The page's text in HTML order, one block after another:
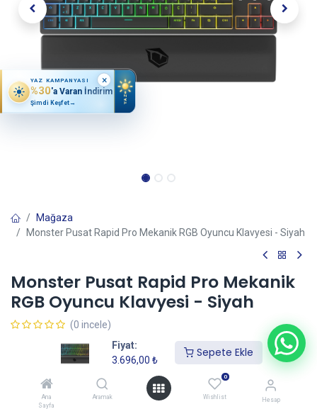
Fiyat:
3.696,00 ₺
Sepete Ekle
Ana
Sayfa
Aramak
0
Wishlist Hesap
Mağaza
Monster Pusat Rapid Pro Mekanik RGB Oyuncu Klavyesi - Siyah
Monster Pusat Rapid Pro Mekanik
RGB Oyuncu Klavyesi - Siyah
(0 incele)
3.696,00₺
Sepete Ekle
YAZ KAMPANYASI
%30'a Varan İndirim
Şimdi Keşfet→ YAZ
×